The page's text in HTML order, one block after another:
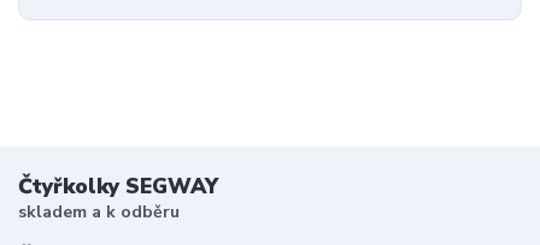
Čtyřkolky SEGWAY
skladem a k odběru